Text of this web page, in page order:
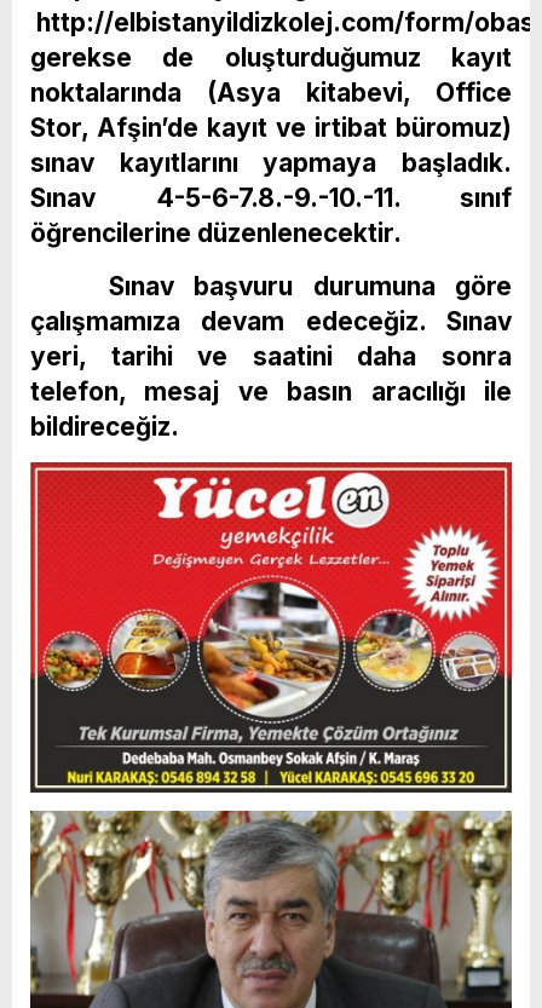
http://elbistanyildizkolej.com/form/
gerekse de oluşturduğumuz kayıt
noktalarında (Asya kitabevi, Office
Stor, Afşin’de kayıt ve irtibat büromuz)
sınav kayıtlarını yapmaya başladık.
Sınav 4-5-6-7.8.-9.-10.-11. sınıf
öğrencilerine düzenlenecektir.
Sınav başvuru durumuna göre
çalışmamıza devam edeceğiz. Sınav
yeri, tarihi ve saatini daha sonra
telefon, mesaj ve basın aracılığı ile
bildireceğiz.